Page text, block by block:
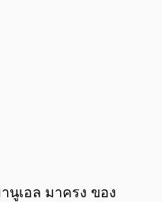
นูเอล มาครง ของ